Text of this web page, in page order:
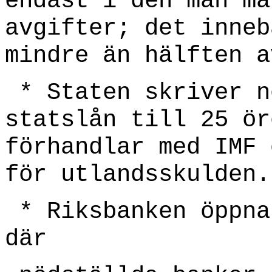
avgifter; det
mindre än hälften
* Staten skriver
statslån till 25
förhandlar med
för utlandsskulden.
* Riksbanken
där